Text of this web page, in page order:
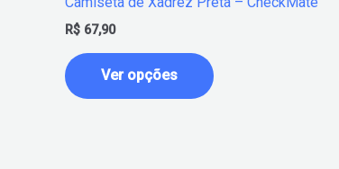
R$ 67,90
Ver opções